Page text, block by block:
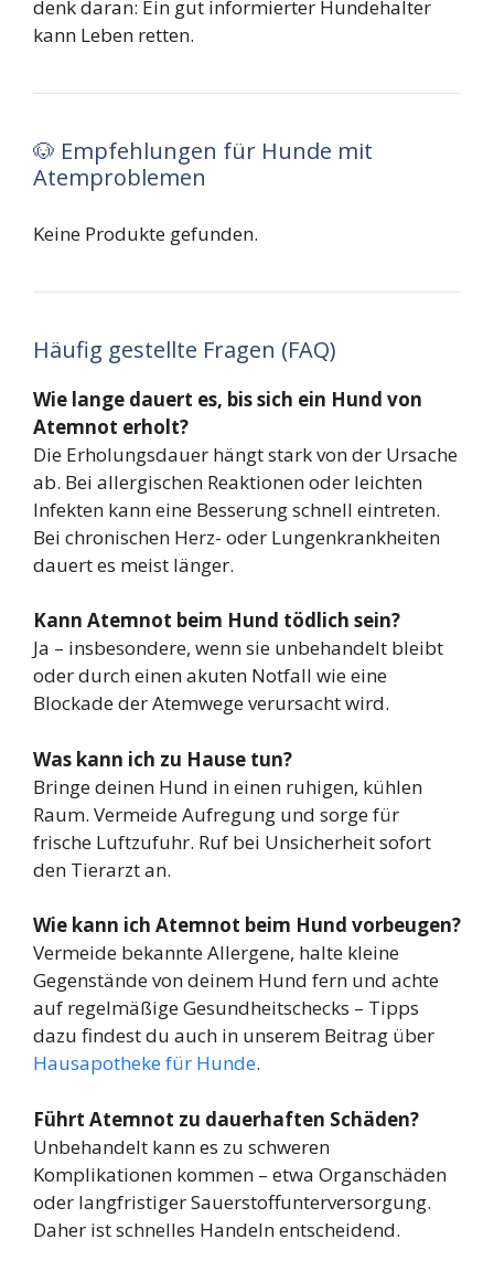
denk daran: Ein gut informierter Hundehalter
kann Leben retten.
🐶 Empfehlungen für Hunde mit
Atemproblemen
Keine Produkte gefunden.
Häufig gestellte Fragen (FAQ)
Wie lange dauert es, bis sich ein Hund von
Atemnot erholt?
Die Erholungsdauer hängt stark von der Ursache
ab. Bei allergischen Reaktionen oder leichten
Infekten kann eine Besserung schnell eintreten.
Bei chronischen Herz- oder Lungenkrankheiten
dauert es meist länger.
Kann Atemnot beim Hund tödlich sein?
Ja – insbesondere, wenn sie unbehandelt bleibt
oder durch einen akuten Notfall wie eine
Blockade der Atemwege verursacht wird.
Was kann ich zu Hause tun?
Bringe deinen Hund in einen ruhigen, kühlen
Raum. Vermeide Aufregung und sorge für
frische Luftzufuhr. Ruf bei Unsicherheit sofort
den Tierarzt an.
Wie kann ich Atemnot beim Hund vorbeugen?
Vermeide bekannte Allergene, halte kleine
Gegenstände von deinem Hund fern und achte
auf regelmäßige Gesundheitschecks – Tipps
dazu findest du auch in unserem Beitrag über
Hausapotheke für Hunde.
Führt Atemnot zu dauerhaften Schäden?
Unbehandelt kann es zu schweren
Komplikationen kommen – etwa Organschäden
oder langfristiger Sauerstoffunterversorgung.
Daher ist schnelles Handeln entscheidend.